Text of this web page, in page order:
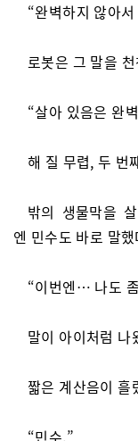
“완벽하지 않아
로봇은 그 말을
“살아 있음은 완
해 질 무렵, 두 번
밖의 생물막을
엔 민수도 바로 말
“이번엔… 나도
말이 아이처럼
짧은 계산음이 흘
“민수.”